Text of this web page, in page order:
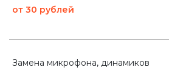
от 30 рублей
Замена микрофона, динамиков